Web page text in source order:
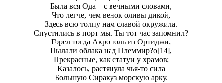
Была вся Ода – с вечными словами,
Что легче, чем венок оливы дикой,
Здесь всю толпу нам славой окружила.
Спустились в порт мы. Ты тот час запомнил?
Горел тогда Акрополь из Ортиджи;
Пылали облака над Племмир?о[14],
Прекрасные, как статуи у храмов;
Казалось, растянула чья-то сила
Большyю Сиракуз морскую арку.